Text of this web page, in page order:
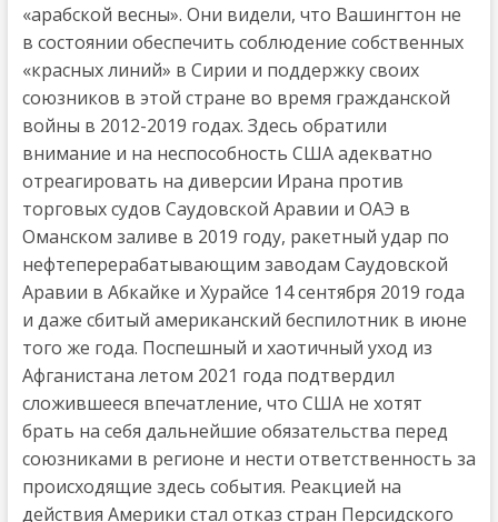
«арабской весны». Они видели, что Вашингтон не
в состоянии обеспечить соблюдение собственных
«красных линий» в Сирии и поддержку своих
союзников в этой стране во время гражданской
войны в 2012-2019 годах. Здесь обратили
внимание и на неспособность США адекватно
отреагировать на диверсии Ирана против
торговых судов Саудовской Аравии и ОАЭ в
Оманском заливе в 2019 году, ракетный удар по
нефтеперерабатывающим заводам Саудовской
Аравии в Абкайке и Хурайсе 14 сентября 2019 года
и даже сбитый американский беспилотник в июне
того же года. Поспешный и хаотичный уход из
Афганистана летом 2021 года подтвердил
сложившееся впечатление, что США не хотят
брать на себя дальнейшие обязательства перед
союзниками в регионе и нести ответственность за
происходящие здесь события. Реакцией на
действия Америки стал отказ стран Персидского